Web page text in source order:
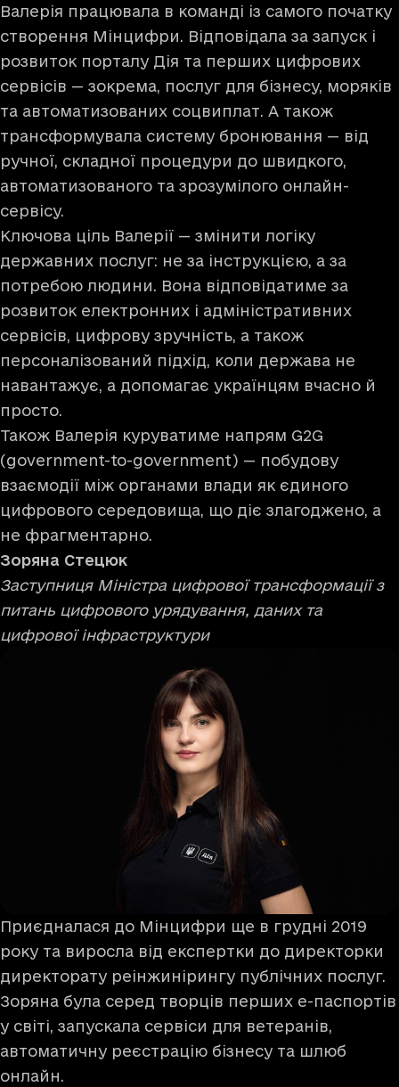
Валерія працювала в команді із самого початку
створення Мінцифри. Відповідала за запуск і
розвиток порталу Дія та перших цифрових
сервісів — зокрема, послуг для бізнесу, моряків
та автоматизованих соцвиплат. А також
трансформувала систему бронювання — від
ручної, складної процедури до швидкого,
автоматизованого та зрозумілого онлайн-
сервісу.
Ключова ціль Валерії — змінити логіку
державних послуг: не за інструкцією, а за
потребою людини. Вона відповідатиме за
розвиток електронних і адміністративних
сервісів, цифрову зручність, а також
персоналізований підхід, коли держава не
навантажує, а допомагає українцям вчасно й
просто.
Також Валерія куруватиме напрям G2G
(government-to-government) — побудову
взаємодії між органами влади як єдиного
цифрового середовища, що діє злагоджено, а
не фрагментарно.
Зоряна Стецюк
Заступниця Міністра цифрової трансформації з
питань цифрового урядування, даних та
цифрової інфраструктури
Приєдналася до Мінцифри ще в грудні 2019
року та виросла від експертки до директорки
директорату реінжинірингу публічних послуг.
Зоряна була серед творців перших е-паспортів
у світі, запускала сервіси для ветеранів,
автоматичну реєстрацію бізнесу та шлюб
онлайн.